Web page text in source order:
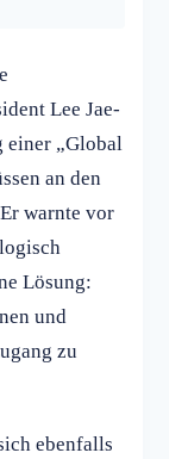
Lee Jae-
einer „Global
an den
warnte vor
Lösung:
und
zu
ebenfalls